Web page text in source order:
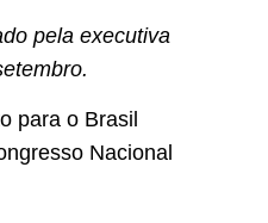
pela executiva
para o Brasil
Nacional